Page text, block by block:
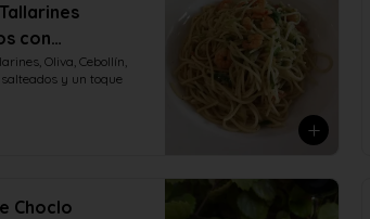
con
Oliva, Cebollín,
y un toque
Choclo